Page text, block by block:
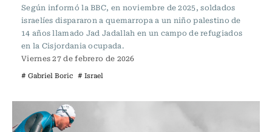
Según informó la BBC, en noviembre de 2025, soldados
israelíes dispararon a quemarropa a un niño palestino de
14 años llamado Jad Jadallah en un campo de refugiados
en la Cisjordania ocupada.
Viernes 27 de febrero de 2026
# Gabriel Boric # Israel